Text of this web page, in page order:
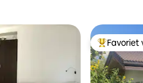
Favoriet